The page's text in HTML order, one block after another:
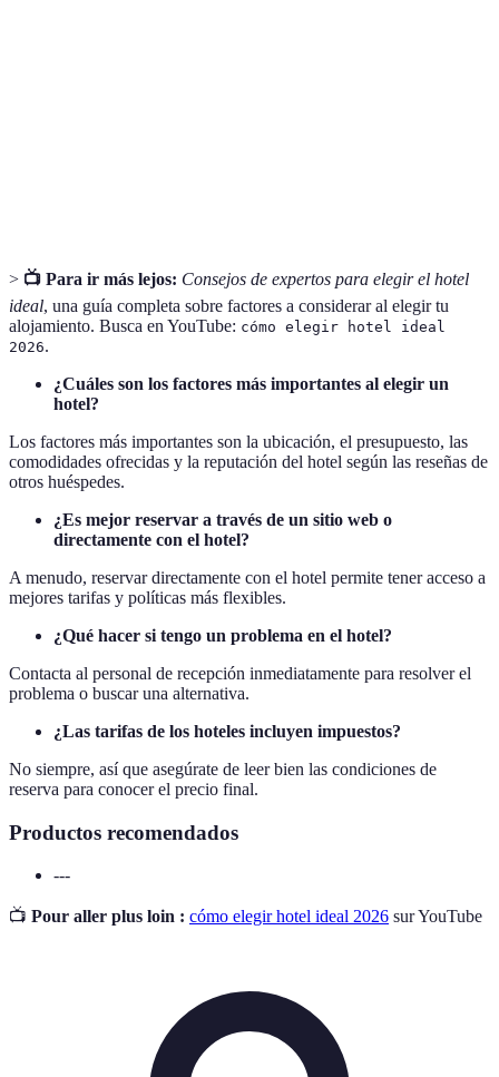
> 📺 Para ir más lejos: Consejos de expertos para elegir el hotel
ideal, una guía completa sobre factores a considerar al elegir tu
alojamiento. Busca en YouTube: cómo elegir hotel ideal
2026.
¿Cuáles son los factores más importantes al elegir un
hotel?
Los factores más importantes son la ubicación, el presupuesto, las
comodidades ofrecidas y la reputación del hotel según las reseñas de
otros huéspedes.
¿Es mejor reservar a través de un sitio web o
directamente con el hotel?
A menudo, reservar directamente con el hotel permite tener acceso a
mejores tarifas y políticas más flexibles.
¿Qué hacer si tengo un problema en el hotel?
Contacta al personal de recepción inmediatamente para resolver el
problema o buscar una alternativa.
¿Las tarifas de los hoteles incluyen impuestos?
No siempre, así que asegúrate de leer bien las condiciones de
reserva para conocer el precio final.
Productos recomendados
---
📺 Pour aller plus loin : cómo elegir hotel ideal 2026 sur YouTube